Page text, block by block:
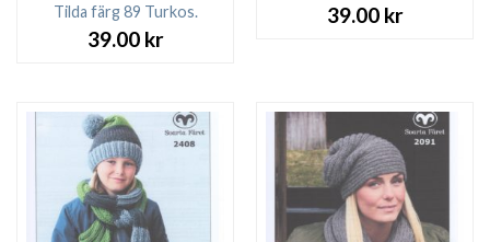
Tilda färg 89 Turkos.
39.00 kr
39.00 kr